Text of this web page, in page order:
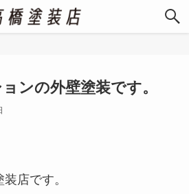
ンの外壁塗装です。
店です。